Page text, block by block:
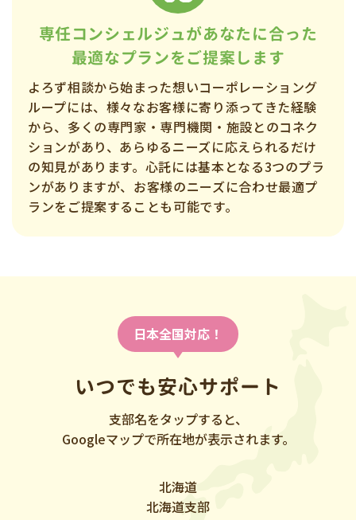
専任コンシェルジュがあなたに合った
最適なプランをご提案します
よろず相談から始まった想いコーポレーショング
ループには、様々なお客様に寄り添ってきた経験
から、多くの専門家・専門機関・施設とのコネク
ションがあり、あらゆるニーズに応えられるだけ
の知見があります。心託には基本となる3つのプラ
ンがありますが、お客様のニーズに合わせ最適プ
ランをご提案することも可能です。
日本全国対応！
いつでも安心サポート
支部名をタップすると、
Googleマップで所在地が表示されます。
北海道
北海道支部